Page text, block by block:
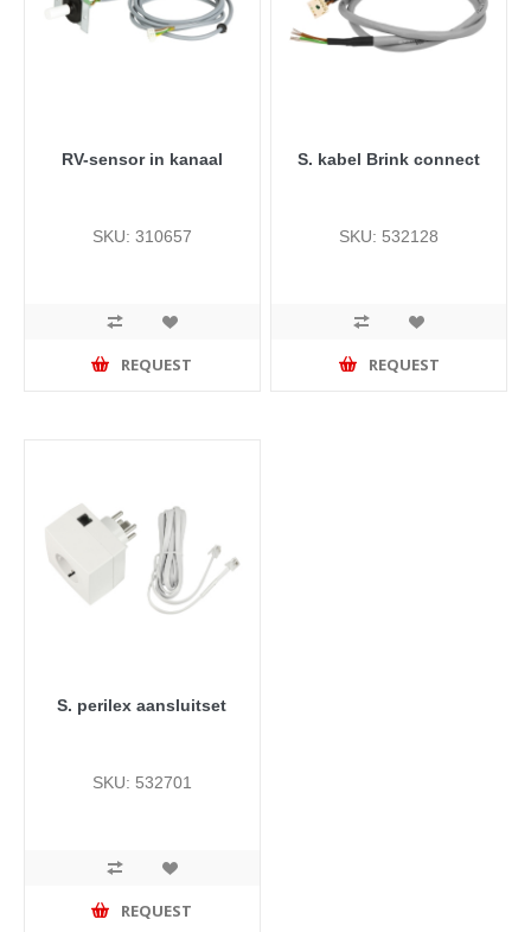
RV-sensor in kanaal
SKU: 310657
REQUEST
S. kabel Brink connect
SKU: 532128
REQUEST
S. perilex aansluitset
SKU: 532701
REQUEST